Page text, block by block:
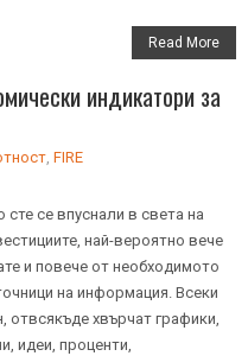
Read More
индикатори за
, FIRE
сте се впуснали в света на
най-вероятно вече
и повече от необходимото
на информация. Всеки
отвсякъде хвърчат графики,
идеи, проценти,